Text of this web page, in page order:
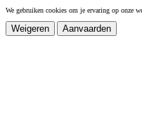
We gebruiken cookies om je ervaring op onze
Weigeren Aanvaarden